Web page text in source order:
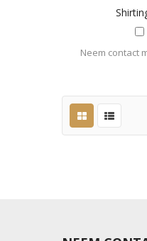
Neem contact